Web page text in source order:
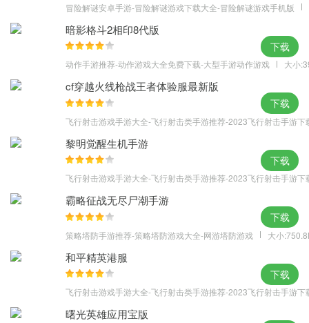
冒险解谜安卓手游-冒险解谜游戏下载大全-冒险解谜游戏手机版
暗影格斗2相印8代版
动作手游推荐-动作游戏大全免费下载-大型手游动作游戏 大小
下载
cf穿越火线枪战王者体验服最新版
飞行射击游戏手游大全-飞行射击类手游推荐-2023飞行射击手游下
下载
黎明觉醒生机手游
飞行射击游戏手游大全-飞行射击类手游推荐-2023飞行射击手游下
下载
霸略征战无尽尸潮手游
策略塔防手游推荐-策略塔防游戏大全-网游塔防游戏 大小
下载
和平精英港服
飞行射击游戏手游大全-飞行射击类手游推荐-2023飞行射击手游下
下载
曙光英雄应用宝版